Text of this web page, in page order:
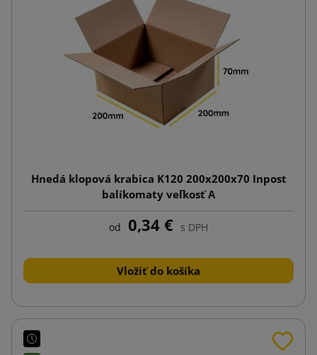
Hnedá klopová krabica K120 200x200x70 Inpost
balíkomaty veľkosť A
od 0,34 € s DPH
Vložiť do košíka